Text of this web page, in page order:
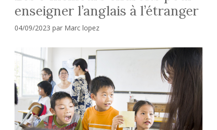
enseigner l’anglais à l’étranger
04/09/2023 par Marc lopez